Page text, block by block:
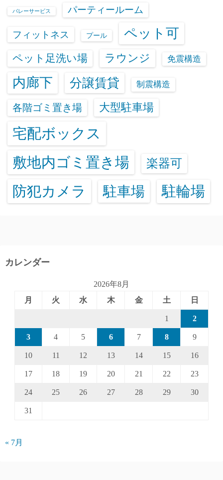
バレーサービス パーティールーム
フィットネス プール ペット可
ペット足洗い場 ラウンジ 免震構造
内廊下 分譲賃貸 制震構造
各階ゴミ置き場 大型駐車場
宅配ボックス
敷地内ゴミ置き場
楽器可
防犯カメラ 駐車場 駐輪場
カレンダー
2026年8月
月
火 水 木 金 土 日
1 2
3 4 5 6 7 8 9
10 11 12 13 14 15 16
17 18 19 20 21 22 23
24 25 26 27 28 29 30
31
« 7月